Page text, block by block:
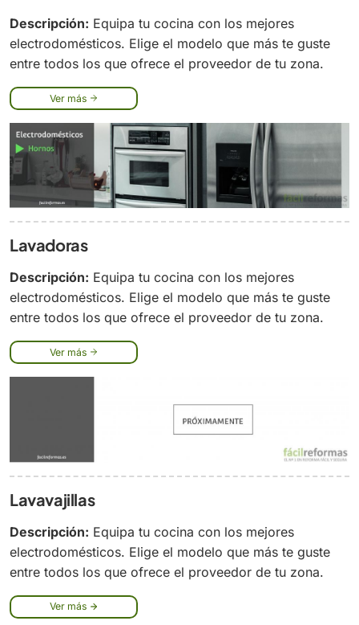
Descripción: Equipa tu cocina con los mejores
electrodomésticos. Elige el modelo que más te guste
entre todos los que ofrece el proveedor de tu zona.
Ver más
Lavadoras
Descripción: Equipa tu cocina con los mejores
electrodomésticos. Elige el modelo que más te guste
entre todos los que ofrece el proveedor de tu zona.
Ver más
Lavavajillas
Descripción: Equipa tu cocina con los mejores
electrodomésticos. Elige el modelo que más te guste
entre todos los que ofrece el proveedor de tu zona.
Ver más